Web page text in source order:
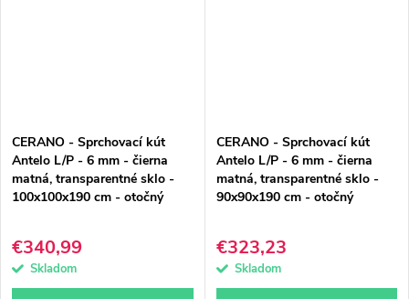
CERANO - Sprchovací kút
Antelo L/P - 6 mm - čierna
matná, transparentné sklo -
100x100x190 cm - otočný
€340,99
Skladom
CERANO - Sprchovací kút
Antelo L/P - 6 mm - čierna
matná, transparentné sklo -
90x90x190 cm - otočný
€323,23
Skladom